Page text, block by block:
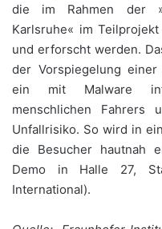
die im Rahmen der
Karlsruhe« im
und erforscht werden.
der Vorspiegelung einer
ein mit Malware
menschlichen Fahrers
Unfallrisiko. So wird in
die Besucher hautnah
Demo in Halle 27,
International).